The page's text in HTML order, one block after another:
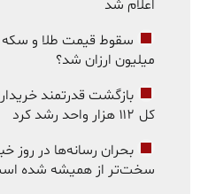
اعلام شد
سقوط قیمت طلا و سکه
میلیون ارزان شد؟
بازگشت قدرتمند
کل ۱۱۲ هزار واحد رشد کرد
بحران رسانه‌ها در روز
سخت‌تر از همیشه شده